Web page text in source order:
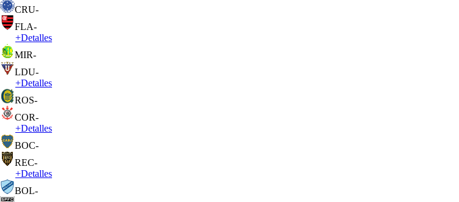
CRU-
FLA-
+Detalles
MIR-
LDU-
+Detalles
ROS-
COR-
+Detalles
BOC-
REC-
+Detalles
BOL-